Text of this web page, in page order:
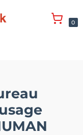
0